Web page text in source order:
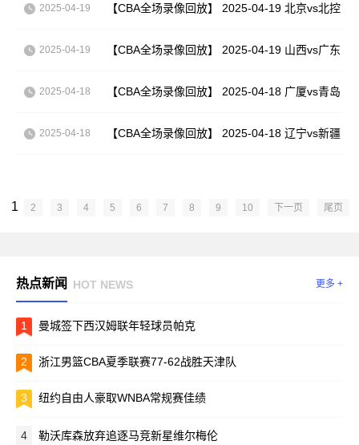
2025-04-19 【CBA全场录像回放】 2025-04-19 北京vs北控
2025-04-19 【CBA全场录像回放】 2025-04-19 山西vs广东
2025-04-18 【CBA全场录像回放】 2025-04-18 广厦vs青岛
2025-04-18 【CBA全场录像回放】 2025-04-18 辽宁vs新疆
1 2 3 4 5 6 7 8 9 10 下一页 尾页
热点新闻 HOT NEWS 更多 +
1 曼城签下西汉姆联年轻球员帕克
2 浙江男篮CBA夏季联赛77-62战胜天津队
3 纽约自由人豪取WNBA常规赛佳绩
4 勒沃库森放弃追逐马竞新星维尔梅伦